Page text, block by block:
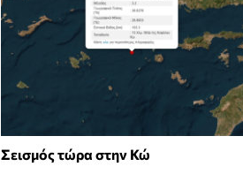
Σεισμός τώρα στην Κώ